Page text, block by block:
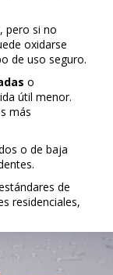
pero si no
oxidarse
de uso seguro.
o
útil menor.
más
o de baja
de
residenciales,